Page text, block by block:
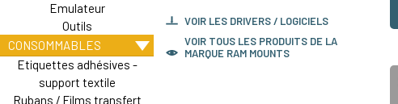
Emulateur
Outils
CONSOMMABLES
Etiquettes adhésives -
support textile
Rubans / Films transfert
VOIR LES DRIVERS / LOGICIELS
VOIR TOUS LES PRODUITS DE LA
MARQUE RAM MOUNTS